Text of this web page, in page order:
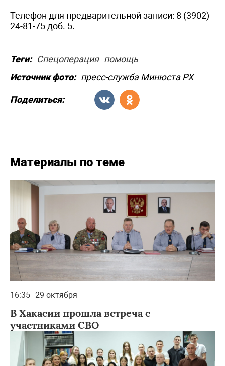
Телефон для предварительной записи: 8 (3902)
24-81-75 доб. 5.
Теги: Спецоперация помощь
Источник фото: пресс-служба Минюста РХ
Поделиться:
Материалы по теме
16:35 29 октября
В Хакасии прошла встреча с
участниками СВО